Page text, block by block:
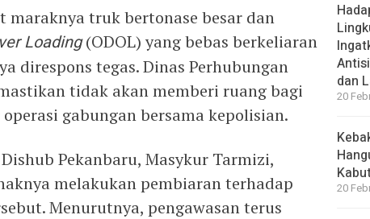
maraknya truk bertonase besar dan
Loading(ODOL) yang bebas berkeliaran
direspons tegas. Dinas Perhubungan
tidak akan memberi ruang bagi
gabungan bersama kepolisian.
Pekanbaru, Masykur Tarmizi,
melakukan pembiaran terhadap
Menurutnya, pengawasan terus
dan
20
20